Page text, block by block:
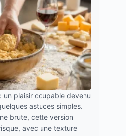
un plaisir coupable devenu
astuces simples.
brute, cette version
avec une texture